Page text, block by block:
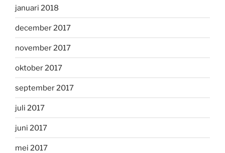
januari 2018
december 2017
november 2017
oktober 2017
september 2017
juli 2017
juni 2017
mei 2017